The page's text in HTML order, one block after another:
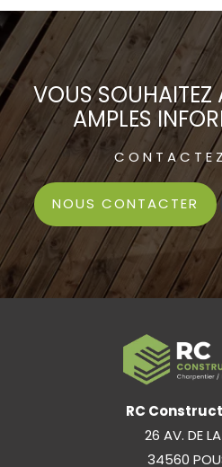
VOUS SOUHAITEZ
AMPLES
NOUS CONTACTER
RC
26 AV. DE
34560